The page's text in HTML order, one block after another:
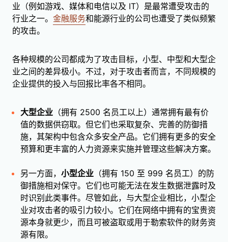
业（例如游戏、媒体和电信以及 IT）是最常遭受攻击的
行业之一。 金融服务和能源行业的公司也遭受了类似频繁
的攻击。
各种规模的公司都成为了攻击目标，小型、中型和大型企
业之间的差异极小。不过，对于攻击者而言，不同规模的
企业提供的投入与回报比率各不相同。
大型企业 （拥有 2500 名员工以上）通常拥有最有价
值的数据供窃取。但它们也采取复杂、完善的防御措
施，其架构中包含众多安全产品。它们拥有更多的安全
预算和更丰富的人力资源来实施并管理这些解决方案。
另一方面， 小型企业 （拥有 150 至 999 名员工）的防
御措施相对保守。它们也可能无法在发生数据泄露时及
时识别此类事件。尽管如此，与大型企业相比，小型企
业对攻击者的吸引力较小。它们在网络中拥有的宝贵资
源本身就更少，而且可被盗取或用于勒索软件的财务资
源有限。